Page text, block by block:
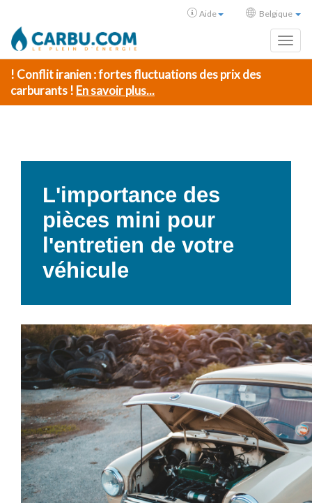
Aide Belgique
! Conflit iranien : fortes fluctuations des prix des
carburants ! En savoir plus...
L'importance des
pièces mini pour
l'entretien de votre
véhicule